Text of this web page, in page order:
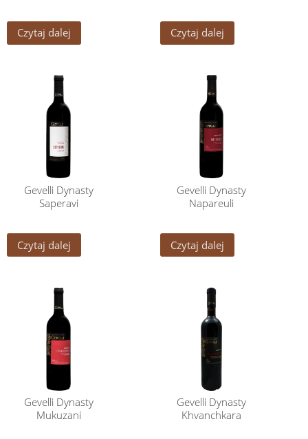
Czytaj dalej Czytaj dalej
Gevelli Dynasty
Saperavi
Czytaj dalej
Gevelli Dynasty
Napareuli
Czytaj dalej
Gevelli Dynasty
Mukuzani
Gevelli Dynasty
Khvanchkara